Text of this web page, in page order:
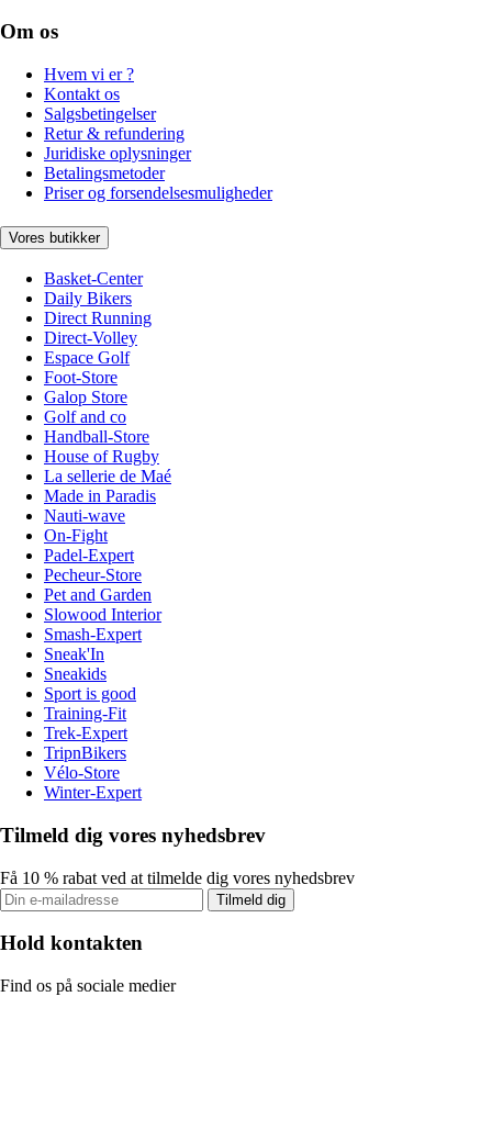
Om os
Hvem vi er ?
Kontakt os
Salgsbetingelser
Retur & refundering
Juridiske oplysninger
Betalingsmetoder
Priser og forsendelsesmuligheder
Vores butikker
Basket-Center
Daily Bikers
Direct Running
Direct-Volley
Espace Golf
Foot-Store
Galop Store
Golf and co
Handball-Store
House of Rugby
La sellerie de Maé
Made in Paradis
Nauti-wave
On-Fight
Padel-Expert
Pecheur-Store
Pet and Garden
Slowood Interior
Smash-Expert
Sneak'In
Sneakids
Sport is good
Training-Fit
Trek-Expert
TripnBikers
Vélo-Store
Winter-Expert
Tilmeld dig vores nyhedsbrev
Få 10 % rabat ved at tilmelde dig vores nyhedsbrev
Tilmeld dig
Hold kontakten
Find os på sociale medier